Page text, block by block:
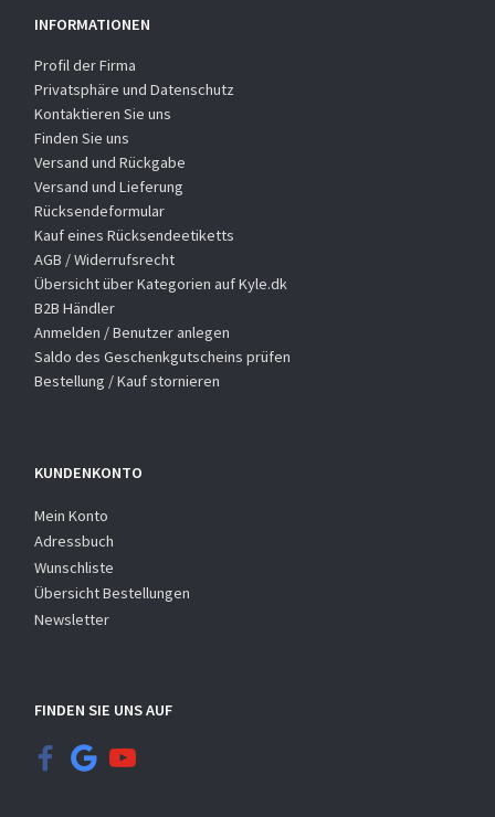
INFORMATIONEN
Profil der Firma
Privatsphäre und Datenschutz
Kontaktieren Sie uns
Finden Sie uns
Versand und Rückgabe
Versand und Lieferung
Rücksendeformular
Kauf eines Rücksendeetiketts
AGB / Widerrufsrecht
Übersicht über Kategorien auf Kyle.dk
B2B Händler
Anmelden / Benutzer anlegen
Saldo des Geschenkgutscheins prüfen
Bestellung / Kauf stornieren
KUNDENKONTO
Mein Konto
Adressbuch
Wunschliste
Übersicht Bestellungen
Newsletter
FINDEN SIE UNS AUF